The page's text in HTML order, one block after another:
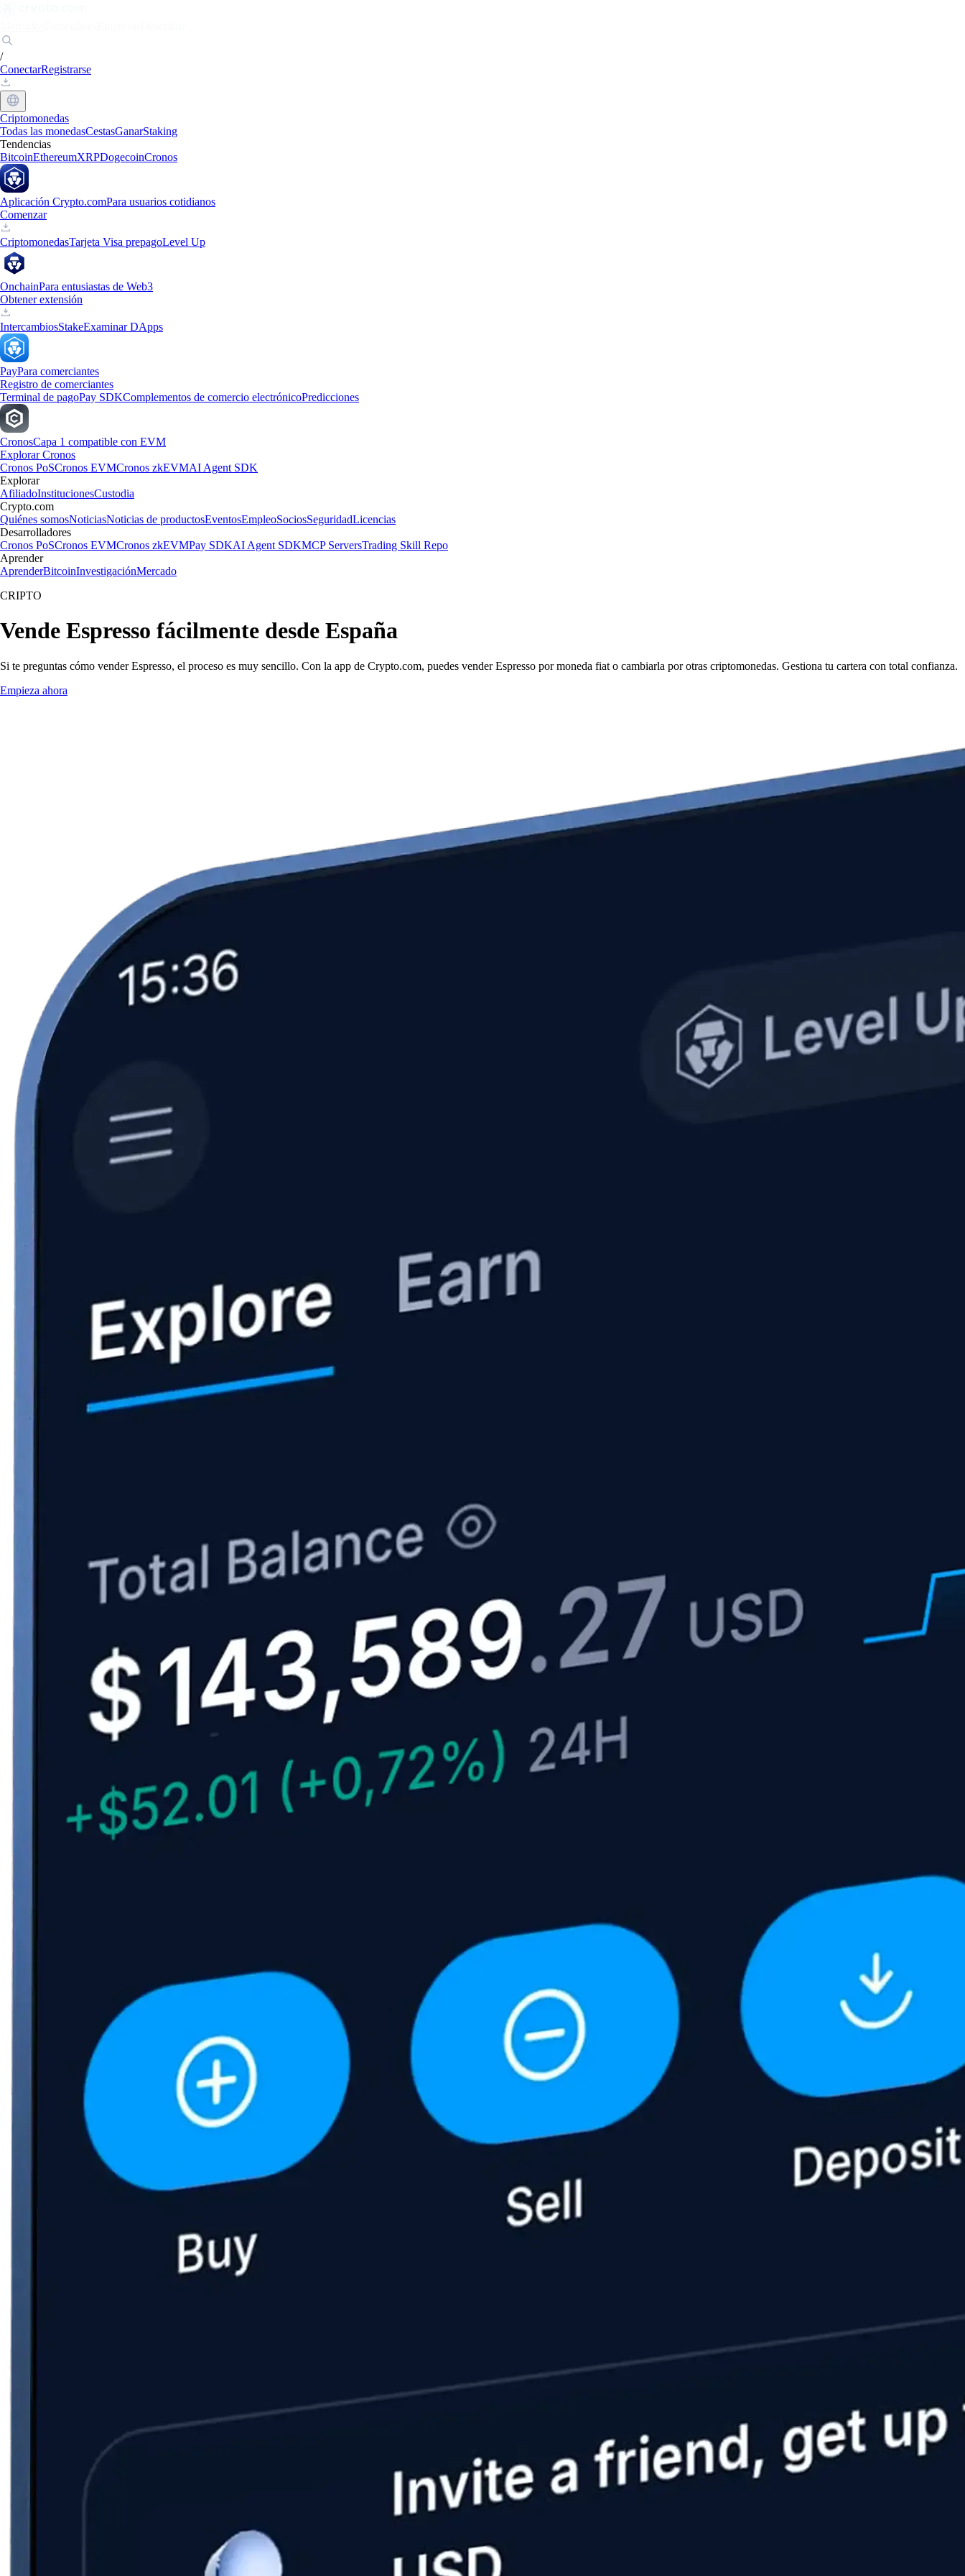
/
ConectarRegistrarse
Criptomonedas
Todas las monedasCestasGanarStaking
Tendencias
BitcoinEthereumXRPDogecoinCronos
Aplicación Crypto.comPara usuarios cotidianos
Comenzar
CriptomonedasTarjeta Visa prepagoLevel Up
OnchainPara entusiastas de Web3
Obtener extensión
IntercambiosStakeExaminar DApps
PayPara comerciantes
Registro de comerciantes
Terminal de pagoPay SDKComplementos de comercio electrónicoPredicciones
CronosCapa 1 compatible con EVM
Explorar Cronos
Cronos PoSCronos EVMCronos zkEVMAI Agent SDK
Explorar
AfiliadoInstitucionesCustodia
Crypto.com
Quiénes somosNoticiasNoticias de productosEventosEmpleoSociosSeguridadLicencias
Desarrolladores
Cronos PoSCronos EVMCronos zkEVMPay SDKAI Agent SDKMCP ServersTrading Skill Repo
Aprender
AprenderBitcoinInvestigaciónMercado
CRIPTO
Vende Espresso fácilmente desde España
Si te preguntas cómo vender Espresso, el proceso es muy sencillo. Con la app de Crypto.com, puedes vender Espresso por moneda fiat o cambiarla por otras criptomonedas. Gestiona tu cartera con total confianza.
Empieza ahora